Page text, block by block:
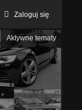
Zaloguj się
Aktywne tematy